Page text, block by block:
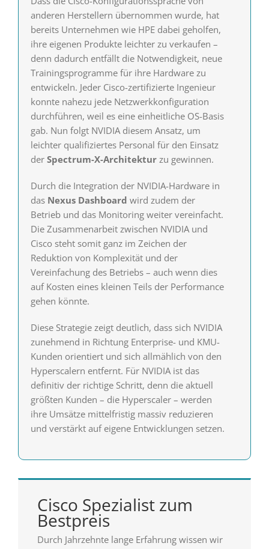
anderen Herstellern übernommen wurde, hat
bereits Unternehmen wie HPE dabei geholfen,
ihre eigenen Produkte leichter zu verkaufen –
denn dadurch entfällt die Notwendigkeit, neue
Trainingsprogramme für ihre Hardware zu
entwickeln. Jeder Cisco-zertifizierte Ingenieur
konnte nahezu jede Netzwerkkonfiguration
durchführen, weil es eine einheitliche OS-Basis
gab. Nun folgt NVIDIA diesem Ansatz, um
leichter qualifiziertes Personal für den Einsatz
der Spectrum-X-Architekturzu gewinnen.
Durch die Integration der NVIDIA-Hardware in
das Nexus Dashboard wird zudem der
Betrieb und das Monitoring weiter vereinfacht.
Die Zusammenarbeit zwischen NVIDIA und
Cisco steht somit ganz im Zeichen der
Reduktion von Komplexität und der
Vereinfachung des Betriebs – auch wenn dies
auf Kosten eines kleinen Teils der Performance
gehen könnte.
Diese Strategie zeigt deutlich, dass sich NVIDIA
zunehmend in Richtung Enterprise- und KMU-
Kunden orientiert und sich allmählich von den
Hyperscalern entfernt. Für NVIDIA ist das
definitiv der richtige Schritt, denn die aktuell
größten Kunden – die Hyperscaler – werden
ihre Umsätze mittelfristig massiv reduzieren
und verstärkt auf eigene Entwicklungen setzen.
Cisco Spezialist zum
Bestpreis
Durch Jahrzehnte lange Erfahrung wissen wir